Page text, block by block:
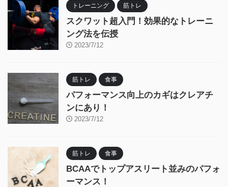
トレーニング 筋トレ
スクワット超入門！効果的なトレーニ
ング法を伝授
2023/7/12
筋トレ 食事
パフォーマンス向上のカギはクレアチ
ンにあり！
2023/7/12
筋トレ 食事
BCAAでトップアスリート並みのパフォ
ーマンス！